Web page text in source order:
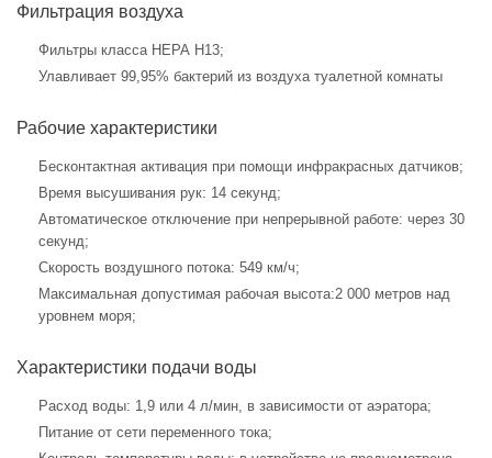
Фильтрация воздуха
Фильтры класса НЕРА H13;
Улавливает 99,95% бактерий из воздуха туалетной комнаты
Рабочие характеристики
Бесконтактная активация при помощи инфракрасных датчиков;
Время высушивания рук: 14 секунд;
Автоматическое отключение при непрерывной работе: через 30
секунд;
Скорость воздушного потока: 549 км/ч;
Максимальная допустимая рабочая высота:2 000 метров над
уровнем моря;
Характеристики подачи воды
Расход воды: 1,9 или 4 л/мин, в зависимости от аэратора;
Питание от сети переменного тока;